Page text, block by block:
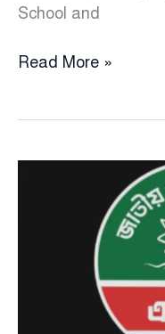
School and
ভোট
হারাম
Read More »